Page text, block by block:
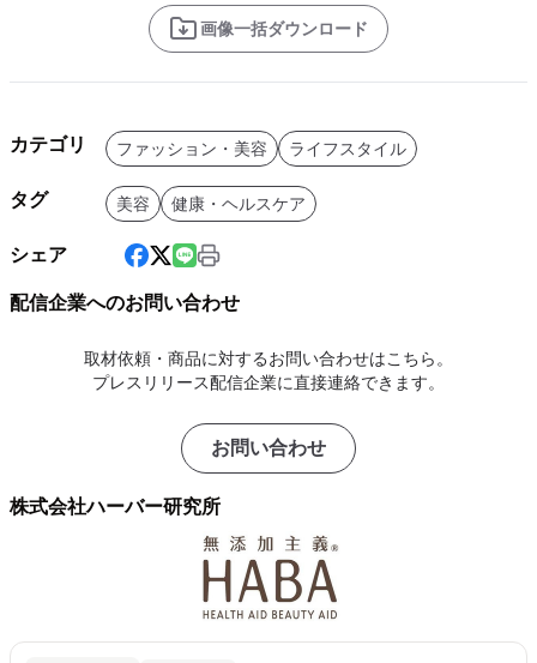
画像一括ダウンロード
カテゴリ ファッション・美容 ライフスタイル
タグ 美容 健康・ヘルスケア
シェア
配信企業へのお問い合わせ
取材依頼・商品に対するお問い合わせはこちら。
プレスリリース配信企業に直接連絡できます。
お問い合わせ
株式会社ハーバー研究所